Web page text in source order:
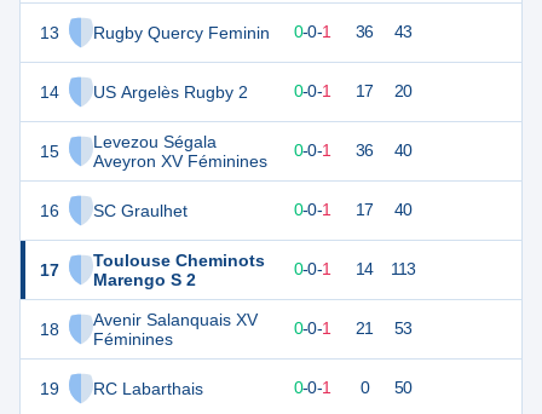
13 Rugby Quercy Feminin
14 US Argelès Rugby 2
15
Levezou Ségala
Aveyron XV Féminines
16 SC Graulhet
17
Toulouse Cheminots
Marengo S 2
18
Avenir Salanquais XV
Féminines
19 RC Labarthais
1 1 0-0-1 36 43
1 0-0-1 17 20
1 0-0-1 36 40
0-0-1 17 40
0 1 0-0-1 14 113
0 0-0-1 21 53
0-0-1 0 50